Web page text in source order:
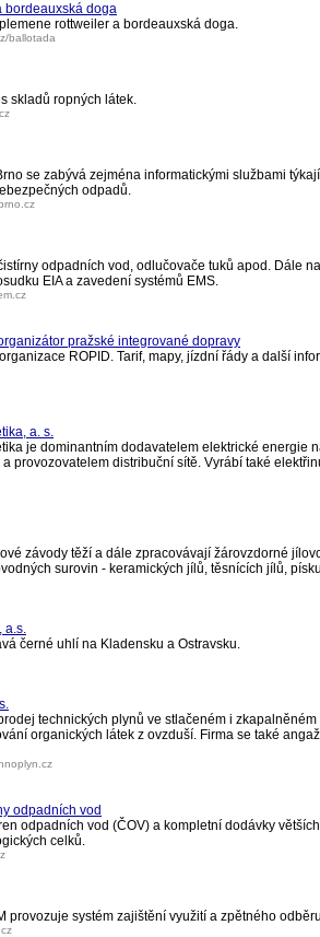
bordeauxská doga
rottweiler a bordeauxská doga.
ballotada
skladů ropných látek.
se zabývá zejména informatickými službami
odpadů.
odpadních vod, odlučovače tuků apod. Dále
EIA a zavedení systémů EMS.
pražské integrované dopravy
ROPID. Tarif, mapy, jízdní řády a další
a. s.
je dominantním dodavatelem elektrické energie
provozovatelem distribuční sítě. Vyrábí také
závody těží a dále zpracovávají žárovzdorné
surovin - keramických jílů, těsnících jílů,
a.s.
černé uhlí na Kladensku a Ostravsku.
technických plynů ve stlačeném i
organických látek z ovzduší. Firma se také
odpadních vod
odpadních vod (ČOV) a kompletní dodávky
celků.
provozuje systém zajištění využití a zpětného